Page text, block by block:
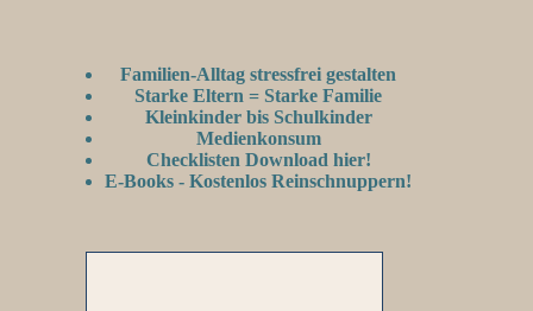
Familien-Alltag stressfrei gestalten
Starke Eltern = Starke Familie
Kleinkinder bis Schulkinder
Medienkonsum
Checklisten Download hier!
E-Books - Kostenlos Reinschnuppern!